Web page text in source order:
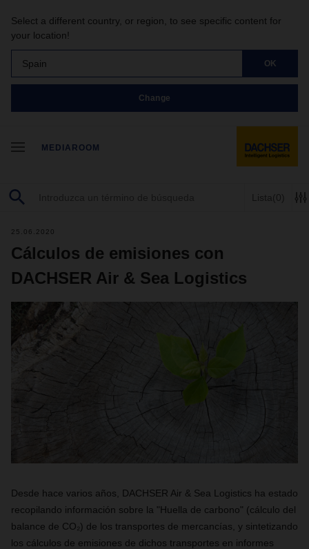
Select a different country, or region, to see specific content for
your location!
Spain OK
Change
MEDIAROOM
Lista (0)
25.06.2020
Cálculos de emisiones con
DACHSER Air & Sea Logistics
Desde hace varios años, DACHSER Air & Sea Logistics ha estado
recopilando información sobre la "Huella de carbono" (cálculo del
balance de CO₂ ) de los transportes de mercancías, y sintetizando
los cálculos de emisiones de dichos transportes en informes